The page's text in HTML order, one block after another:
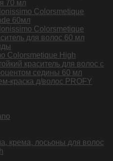
70 мл
Colorsmetique
60мл
Colorsmetique
для волос 60 мл
Colorsmetique High
краситель для волос с
седины 60 мл
краска д/волос PROFY
крема, лосьоны для волос